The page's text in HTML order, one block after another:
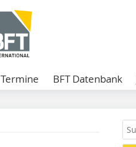
Termine BFT Datenbank